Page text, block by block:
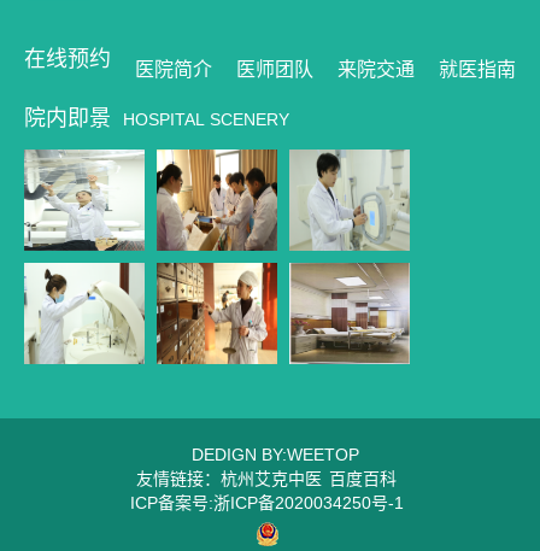
在线预约 医院简介 医师团队 来院交通 就医指南
院内即景 HOSPITAL SCENERY
DEDIGN BY:WEETOP
友情链接： 杭州艾克中医 百度百科
ICP备案号:浙ICP备2020034250号-1